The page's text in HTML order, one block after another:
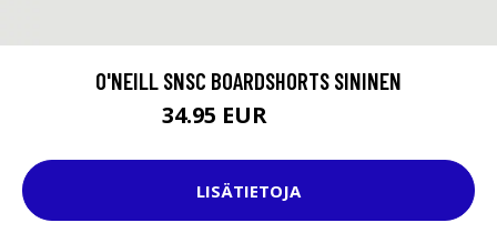
O'NEILL SNSC BOARDSHORTS SININEN
34.95 EUR
LISÄTIETOJA